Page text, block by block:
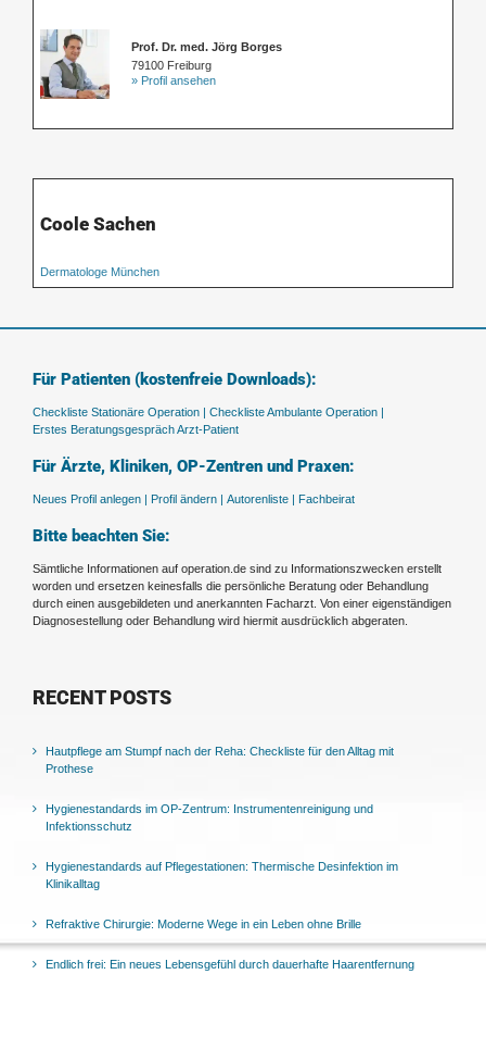
Prof. Dr. med. Jörg Borges
79100 Freiburg
» Profil ansehen
Coole Sachen
Dermatologe München
Für Patienten (kostenfreie Downloads):
Checkliste Stationäre Operation | Checkliste Ambulante Operation |
Erstes Beratungsgespräch Arzt-Patient
Für Ärzte, Kliniken, OP-Zentren und Praxen:
Neues Profil anlegen | Profil ändern | Autorenliste | Fachbeirat
Bitte beachten Sie:
Sämtliche Informationen auf operation.de sind zu Informationszwecken erstellt
worden und ersetzen keinesfalls die persönliche Beratung oder Behandlung
durch einen ausgebildeten und anerkannten Facharzt. Von einer eigenständigen
Diagnosestellung oder Behandlung wird hiermit ausdrücklich abgeraten.
RECENT POSTS
Hautpflege am Stumpf nach der Reha: Checkliste für den Alltag mit
Prothese
Hygienestandards im OP-Zentrum: Instrumentenreinigung und
Infektionsschutz
Hygienestandards auf Pflegestationen: Thermische Desinfektion im
Klinikalltag
Refraktive Chirurgie: Moderne Wege in ein Leben ohne Brille
Endlich frei: Ein neues Lebensgefühl durch dauerhafte Haarentfernung